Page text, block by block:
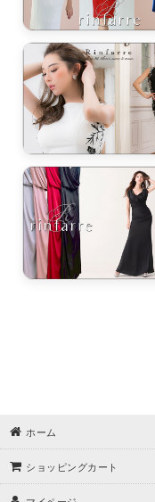
ホーム
ショッピングカート